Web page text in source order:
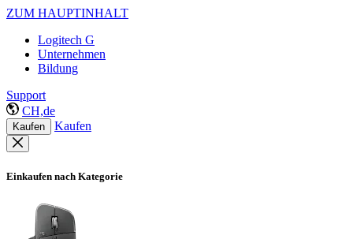
ZUM HAUPTINHALT
Logitech G
Unternehmen
Bildung
Support
CH,de
Kaufen Kaufen
Einkaufen nach Kategorie